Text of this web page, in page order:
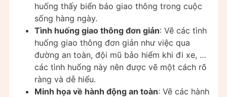
huống thấy biển báo giao thông trong cuộc
sống hàng ngày.
Tình huống giao thông đơn giản: Vẽ các tình
huống giao thông đơn giản như việc qua
đường an toàn, đội mũ bảo hiểm khi đi xe, …
các tình huống này nên được vẽ một cách rõ
ràng và dễ hiểu.
Minh họa về hành động an toàn: Vẽ các hành